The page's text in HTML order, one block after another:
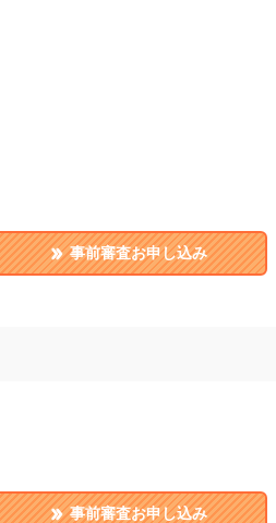
事前審査お申し込み
事前審査お申し込み